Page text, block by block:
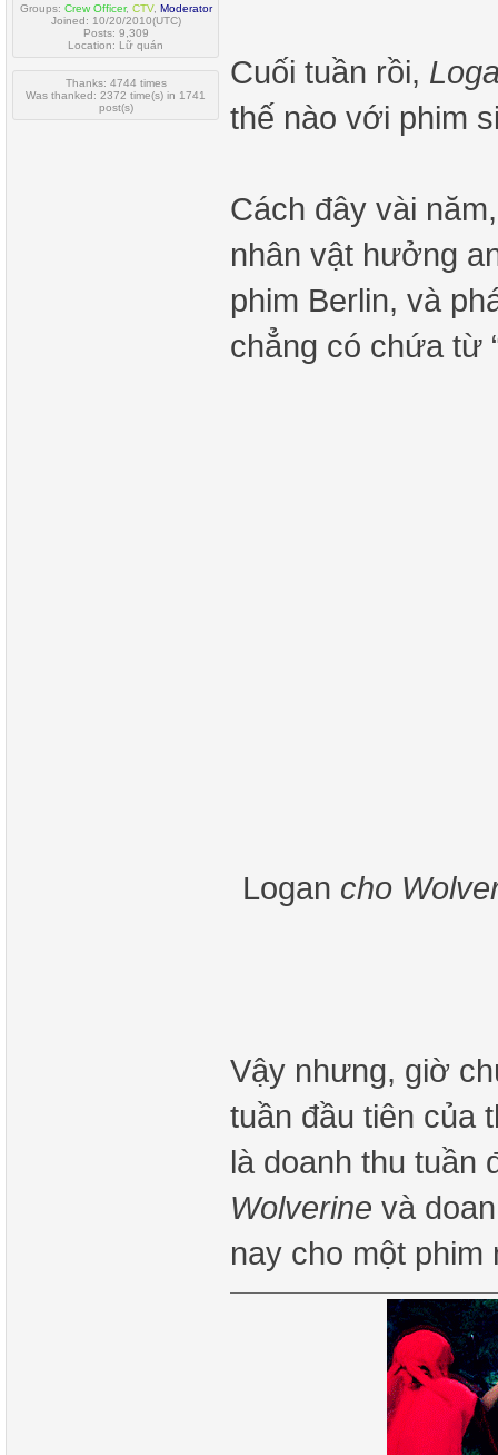
Groups: Crew Officer, CTV, Moderator
Joined: 10/20/2010(UTC)
Posts: 9,309
Location: Lữ quán
Thanks: 4744 times
Was thanked: 2372 time(s) in 1741
post(s)
Cuối tuần rồi,
thế nào với phim
Cách đây vài
nhân vật hưởng
phim Berlin, và
chẳng có chứa từ
Logan cho
Vậy nhưng, giờ
tuần đầu tiên của
là doanh thu tuần
Wolverine và
nay cho một